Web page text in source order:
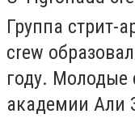
Группа стрит-
crew
году. Молодые
академии Али